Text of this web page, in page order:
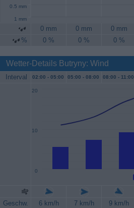
0.5 mm
1 mm
0 mm 0 mm 0 mm
%
0 % 0 % 0 %
Wetter-Details Butryny: Wind
Interval 02:00 - 05:00 05:00 - 08:00 08:00 - 11:00
0
10
20
Geschw. 6 km/h 7 km/h 9 km/h